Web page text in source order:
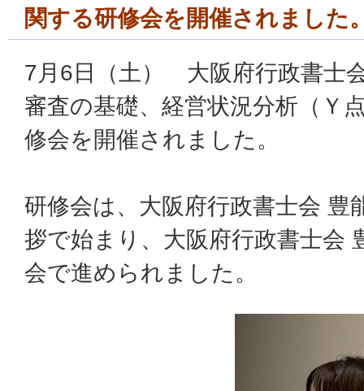
関する研修会を開催されました
7月6日（土） 大阪府行政書士
審査の基礎、経営状況分析（Ｙ
修会を開催されました。
研修会は、大阪府行政書士会 豊
拶で始まり、大阪府行政書士会
会で進められました。